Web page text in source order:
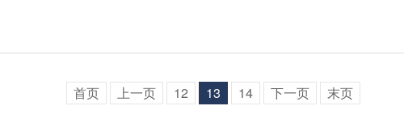
首页 上一页 12 13 14 下一页 末页